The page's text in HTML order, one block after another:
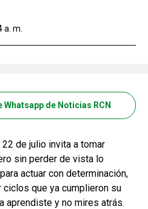
a. m.
Whatsapp de Noticias RCN
de julio invita a tomar
sin perder de vista lo
actuar con determinación,
ciclos que ya cumplieron su
aprendiste y no mires atrás.